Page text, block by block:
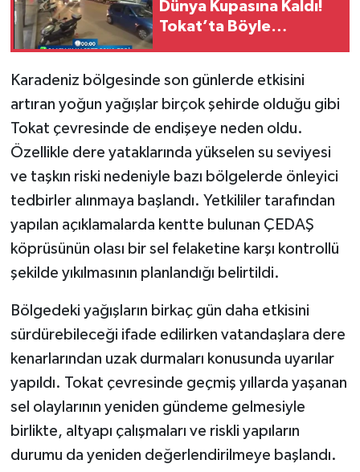
Dünya Kupasına Kaldı!
Tokat’ta Böyle
Karadeniz bölgesinde son günlerde etkisini
artıran yoğun yağışlar birçok şehirde olduğu gibi
Tokat çevresinde de endişeye neden oldu.
Özellikle dere yataklarında yükselen su seviyesi
ve taşkın riski nedeniyle bazı bölgelerde önleyici
tedbirler alınmaya başlandı. Yetkililer tarafından
yapılan açıklamalarda kentte bulunan ÇEDAŞ
köprüsünün olası bir sel felaketine karşı kontrollü
şekilde yıkılmasının planlandığı belirtildi.
Bölgedeki yağışların birkaç gün daha etkisini
sürdürebileceği ifade edilirken vatandaşlara dere
kenarlarından uzak durmaları konusunda uyarılar
yapıldı. Tokat çevresinde geçmiş yıllarda yaşanan
sel olaylarının yeniden gündeme gelmesiyle
birlikte, altyapı çalışmaları ve riskli yapıların
durumu da yeniden değerlendirilmeye başlandı.